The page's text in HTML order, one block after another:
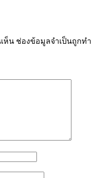
ห็น ช่องข้อมูลจำเป็นถูกทำ